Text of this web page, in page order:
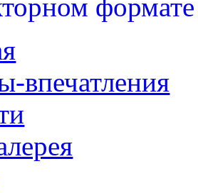
впечатления